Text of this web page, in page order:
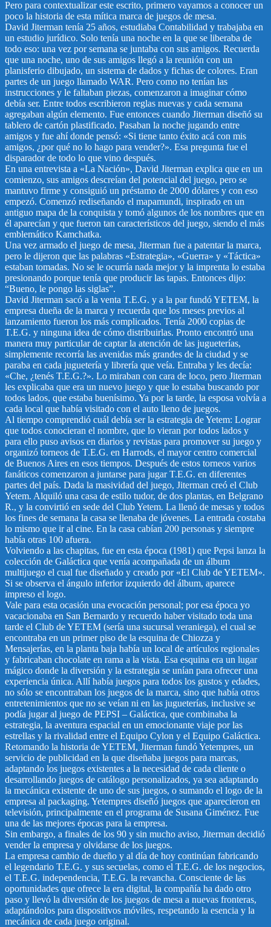
Pero para contextualizar este escrito, primero vayamos a conocer un
poco la historia de esta mítica marca de juegos de mesa.
David Jiterman tenía 25 años, estudiaba Contabilidad y trabajaba en
un estudio jurídico. Solo tenía una noche en la que se liberaba de
todo eso: una vez por semana se juntaba con sus amigos. Recuerda
que una noche, uno de sus amigos llegó a la reunión con un
planisferio dibujado, un sistema de dados y fichas de colores. Eran
partes de un juego llamado WAR. Pero como no tenían las
instrucciones y le faltaban piezas, comenzaron a imaginar cómo
debía ser. Entre todos escribieron reglas nuevas y cada semana
agregaban algún elemento. Fue entonces cuando Jiterman diseñó su
tablero de cartón plastificado. Pasaban la noche jugando entre
amigos y fue ahí donde pensó: «Si tiene tanto éxito acá con mis
amigos, ¿por qué no lo hago para vender?». Esa pregunta fue el
disparador de todo lo que vino después.
En una entrevista a «La Nación», David Jiterman explica que en un
comienzo, sus amigos descreían del potencial del juego, pero se
mantuvo firme y consiguió un préstamo de 2000 dólares y con eso
empezó. Comenzó rediseñando el mapamundi, inspirado en un
antiguo mapa de la conquista y tomó algunos de los nombres que en
él aparecían y que fueron tan característicos del juego, siendo el más
emblemático Kamchatka.
Una vez armado el juego de mesa, Jiterman fue a patentar la marca,
pero le dijeron que las palabras «Estrategia», «Guerra» y «Táctica»
estaban tomadas. No se le ocurría nada mejor y la imprenta lo estaba
presionando porque tenía que producir las tapas. Entonces dijo:
“Bueno, le pongo las siglas”.
David Jiterman sacó a la venta T.E.G. y a la par fundó YETEM, la
empresa dueña de la marca y recuerda que los meses previos al
lanzamiento fueron los más complicados. Tenía 2000 copias de
T.E.G. y ninguna idea de cómo distribuirlas. Pronto encontró una
manera muy particular de captar la atención de las jugueterías,
simplemente recorría las avenidas más grandes de la ciudad y se
paraba en cada juguetería y librería que veía. Entraba y les decía:
«Che, ¿tenés T.E.G.?». Lo miraban con cara de loco, pero Jiterman
les explicaba que era un nuevo juego y que lo estaba buscando por
todos lados, que estaba buenísimo. Ya por la tarde, la esposa volvía a
cada local que había visitado con el auto lleno de juegos.
Al tiempo comprendió cuál debía ser la estrategia de Yetem: Lograr
que todos conocieran el nombre, que lo vieran por todos lados y
para ello puso avisos en diarios y revistas para promover su juego y
organizó torneos de T.E.G. en Harrods, el mayor centro comercial
de Buenos Aires en esos tiempos. Después de estos torneos varios
fanáticos comenzaron a juntarse para jugar T.E.G. en diferentes
partes del país. Dada la masividad del juego, Jiterman creó el Club
Yetem. Alquiló una casa de estilo tudor, de dos plantas, en Belgrano
R., y la convirtió en sede del Club Yetem. La llenó de mesas y todos
los fines de semana la casa se llenaba de jóvenes. La entrada costaba
lo mismo que ir al cine. En la casa cabían 200 personas y siempre
había otras 100 afuera.
Volviendo a las chapitas, fue en esta época (1981) que Pepsi lanza la
colección de Galáctica que venía acompañada de un álbum
multijuego el cual fue diseñado y creado por «El Club de YETEM».
Si se observa el ángulo inferior izquierdo del álbum, aparece
impreso el logo.
Vale para esta ocasión una evocación personal; por esa época yo
vacacionaba en San Bernardo y recuerdo haber visitado toda una
tarde el Club de YETEM (sería una sucursal veraniega), el cual se
encontraba en un primer piso de la esquina de Chiozza y
Mensajerías, en la planta baja había un local de artículos regionales
y fabricaban chocolate en rama a la vista. Esa esquina era un lugar
mágico donde la diversión y la estrategia se unían para ofrecer una
experiencia única. Allí había juegos para todos los gustos y edades,
no sólo se encontraban los juegos de la marca, sino que había otros
entretenimientos que no se veían ni en las jugueterías, inclusive se
podía jugar al juego de PEPSI – Galáctica, que combinaba la
estrategia, la aventura espacial en un emocionante viaje por las
estrellas y la rivalidad entre el Equipo Cylon y el Equipo Galáctica.
Retomando la historia de YETEM, Jiterman fundó Yetempres, un
servicio de publicidad en la que diseñaba juegos para marcas,
adaptando los juegos existentes a la necesidad de cada cliente o
desarrollando juegos de catálogo personalizados, ya sea adaptando
la mecánica existente de uno de sus juegos, o sumando el logo de la
empresa al packaging. Yetempres diseñó juegos que aparecieron en
televisión, principalmente en el programa de Susana Giménez. Fue
una de las mejores épocas para la empresa.
Sin embargo, a finales de los 90 y sin mucho aviso, Jiterman decidió
vender la empresa y olvidarse de los juegos.
La empresa cambio de dueño y al día de hoy continúan fabricando
el legendario T.E.G. y sus secuelas, como el T.E.G. de los negocios,
el T.E.G. independencia, T.E.G. la revancha. Consciente de las
oportunidades que ofrece la era digital, la compañía ha dado otro
paso y llevó la diversión de los juegos de mesa a nuevas fronteras,
adaptándolos para dispositivos móviles, respetando la esencia y la
mecánica de cada juego original.